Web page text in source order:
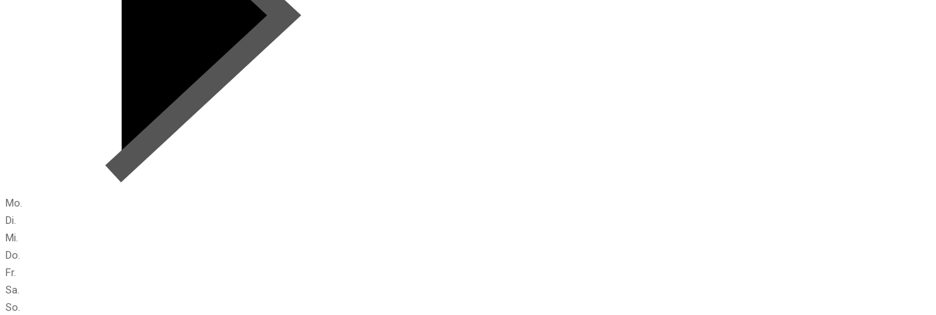
Mo.
Di.
Mi.
Do.
Fr.
Sa.
So.